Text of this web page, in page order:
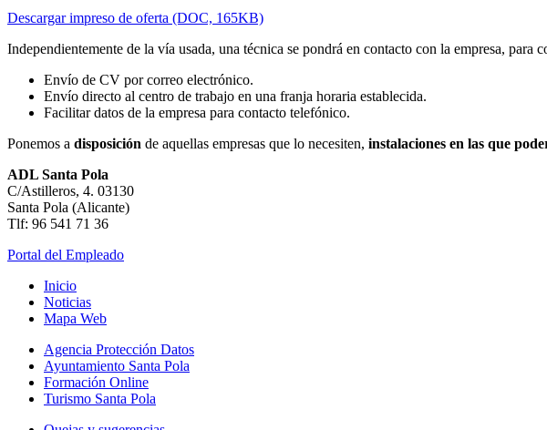
Descargar impreso de oferta (DOC, 165KB)
Independientemente de la vía usada, una técnica se pondrá en contacto con la empresa,
Envío de CV por correo electrónico.
Envío directo al centro de trabajo en una franja horaria establecida.
Facilitar datos de la empresa para contacto telefónico.
Ponemos a disposición de aquellas empresas que lo necesiten, instalaciones en las que
ADL Santa Pola
C/Astilleros, 4. 03130
Santa Pola (Alicante)
Tlf: 96 541 71 36
Portal del Empleado
Inicio
Noticias
Mapa Web
Agencia Protección Datos
Ayuntamiento Santa Pola
Formación Online
Turismo Santa Pola